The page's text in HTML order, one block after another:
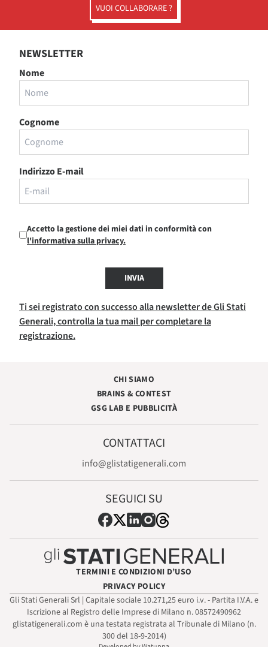
VUOI COLLABORARE ?
NEWSLETTER
Nome
Cognome
Indirizzo E-mail
Accetto la gestione dei miei dati in conformità con
l'informativa sulla privacy.
INVIA
Ti sei registrato con successo alla newsletter de Gli Stati
Generali, controlla la tua mail per completare la
registrazione.
CHI SIAMO
BRAINS & CONTEST
GSG LAB E PUBBLICITÀ
CONTATTACI
info@glistatigenerali.com
SEGUICI SU
TERMINI E CONDIZIONI D’USO
PRIVACY POLICY
Gli Stati Generali Srl | Capitale sociale 10.271,25 euro i.v. - Partita I.V.A. e
Iscrizione al Registro delle Imprese di Milano n. 08572490962
glistatigenerali.com è una testata registrata al Tribunale di Milano (n.
300 del 18-9-2014)